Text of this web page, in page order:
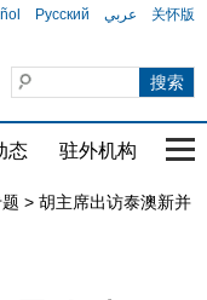
Русский عربي 关怀版
态 驻外机构 国
> 胡主席出访泰澳新并